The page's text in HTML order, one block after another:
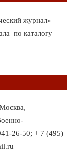
журнал»
по каталогу
26-50; + 7 (495)